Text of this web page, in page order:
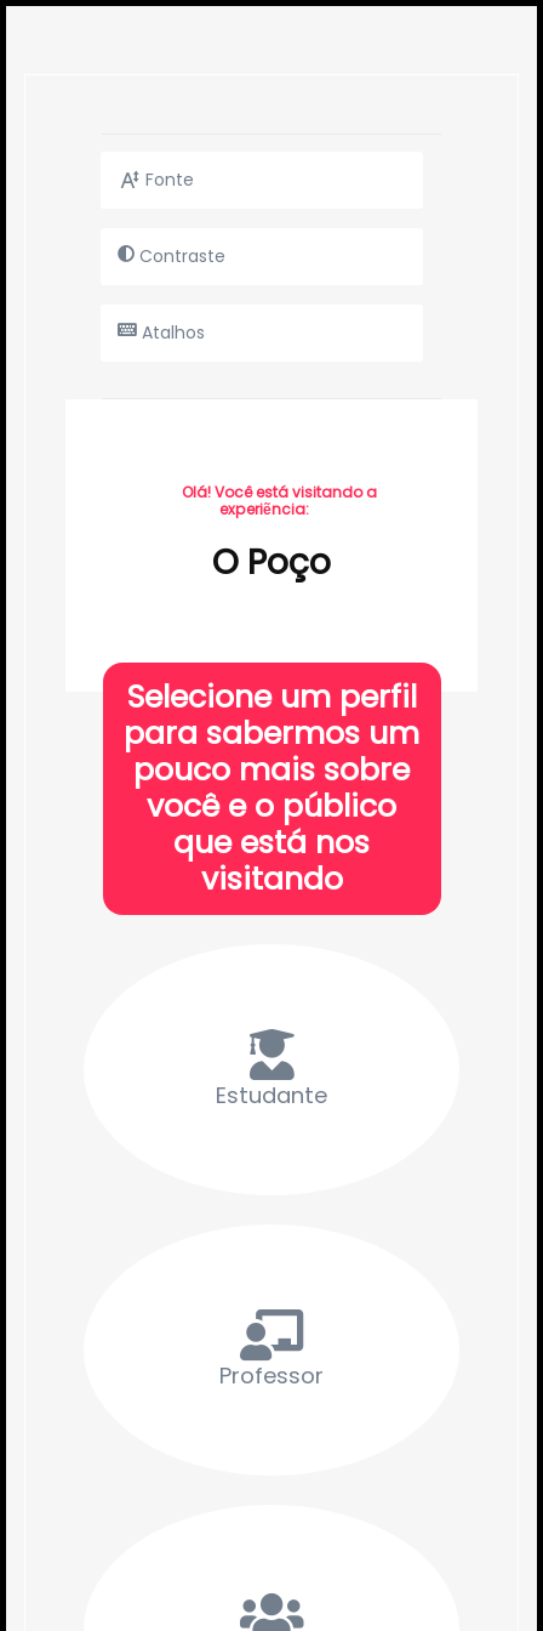
Fonte
Contraste
Atalhos
Olá! Você está visitando a
experiẽncia:
O Poço
Selecione um perfil
para sabermos um
pouco mais sobre
você e o público
que está nos
visitando
Estudante
Professor